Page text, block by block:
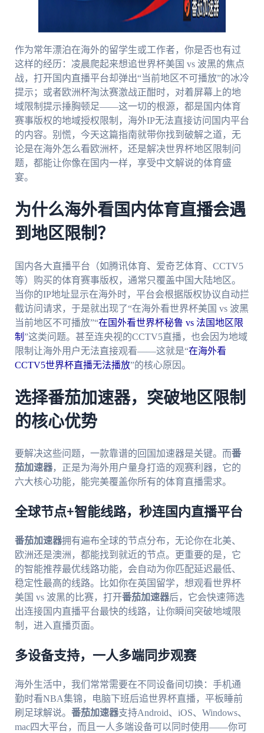
作为常年漂泊在海外的留学生或工作者，你是否也有过
这样的经历：凌晨爬起来想追世界杯美国 vs 波黑的焦点
战，打开国内直播平台却弹出“当前地区不可播放”的冰冷
提示；或者欧洲杯淘汰赛激战正酣时，对着屏幕上的地
域限制提示捶胸顿足——这一切的根源，都是国内体育
赛事版权的地域授权限制，海外IP无法直接访问国内平台
的内容。别慌，今天这篇指南就带你找到破解之道，无
论是在海外怎么看欧洲杯，还是解决世界杯地区限制问
题，都能让你像在国内一样，享受中文解说的体育盛
宴。
为什么海外看国内体育直播会遇
到地区限制？
国内各大直播平台（如腾讯体育、爱奇艺体育、CCTV5
等）购买的体育赛事版权，通常只覆盖中国大陆地区。
当你的IP地址显示在海外时，平台会根据版权协议自动拦
截访问请求，于是就出现了“在海外看世界杯美国 vs 波黑
当前地区不可播放”“在国外看世界杯秘鲁 vs 法国地区限
制 ”这类问题。甚至连央视的CCTV5直播，也会因为地域
限制让海外用户无法直接观看——这就是“在海外看
CCTV5世界杯直播无法播放”的核心原因。
选择番茄加速器，突破地区限制
的核心优势
要解决这些问题，一款靠谱的回国加速器是关键。而番
茄加速器，正是为海外用户量身打造的观赛利器，它的
六大核心功能，能完美覆盖你所有的体育直播需求。
全球节点+智能线路，秒连国内直播平台
番茄加速器拥有遍布全球的节点分布，无论你在北美、
欧洲还是澳洲，都能找到就近的节点。更重要的是，它
的智能推荐最优线路功能，会自动为你匹配延迟最低、
稳定性最高的线路。比如你在英国留学，想观看世界杯
美国 vs 波黑的比赛，打开番茄加速器后，它会快速筛选
出连接国内直播平台最快的线路，让你瞬间突破地域限
制，进入直播页面。
多设备支持，一人多端同步观赛
海外生活中，我们常常需要在不同设备间切换：手机通
勤时看NBA集锦，电脑下班后追世界杯直播，平板睡前
刷足球解说。 番茄加速器支持Android、iOS、Windows、
mac四大平台，而且一人多端设备可以同时使用——你可